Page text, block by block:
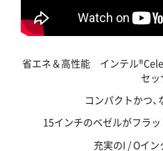
省エネ＆高性能 インテル
セッ
コンパクトかつ
15インチのベゼルがフラ
充実のI / Oイン